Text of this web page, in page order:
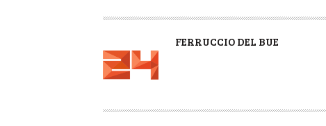
A
R
FERRUCCIO DEL BUE